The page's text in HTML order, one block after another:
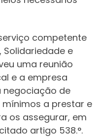
competente
Solidariedade e
uma reunião
e a empresa
negociação de
a prestar e
os assegurar, em
artigo 538.°.